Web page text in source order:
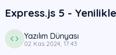
Express.js 5 -
Yazılım Dünyası
02 Kas 2024, 17:43